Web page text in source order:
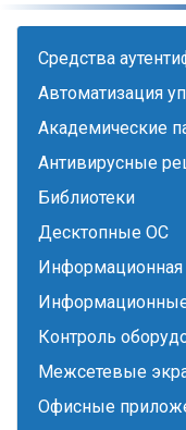
Cредства
Автоматизация
Академические
Антивирусные
Библиотеки
Десктопные ОС
Информационная
Контроль
Межсетевые
Офисные